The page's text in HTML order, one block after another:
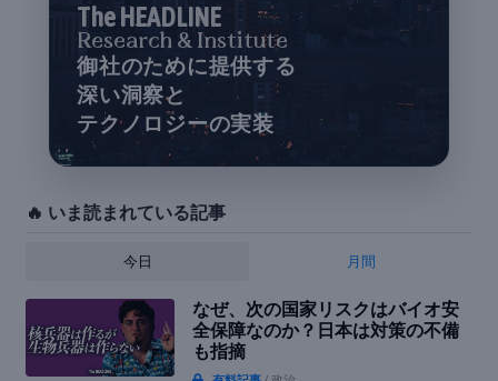
The HEADLINE
Research & Institute
御社のために提供する
深い洞察と
テクノロジーの実装
🔥 いま読まれている記事
今日 月間
なぜ、次の国家リスクはバイオ安
全保障なのか？日本は対策の不備
も指摘